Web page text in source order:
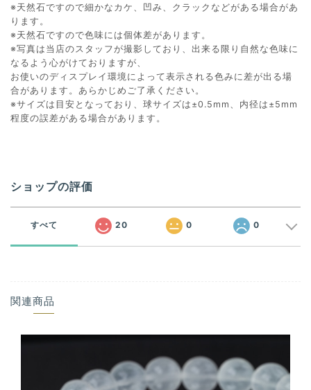
※天然石ですので細かなカケ、凹み、クラックなどがある場合があ
ります。
※天然石ですので色味には個体差があります。
※写真は当店のスタッフが撮影しており、出来る限り自然な色味に
なるよう心がけておりますが、
お使いのディスプレイ環境によって表示される色みに差が出る場
合があります。あらかじめご了承ください。
※サイズは目安となっており、球サイズは±0.5mm、内径は±5mm
程度の誤差がある場合があります。
ショップの評価
すべて 20 0 0
関連商品